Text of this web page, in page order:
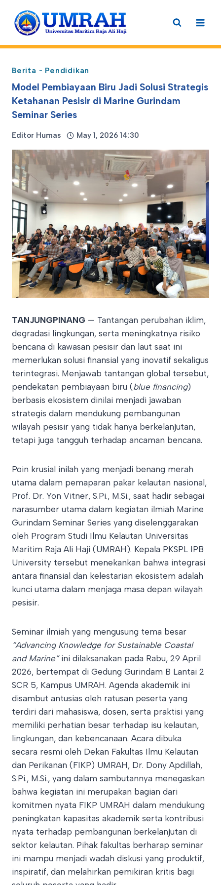
content
Berita - Pendidikan
Model Pembiayaan Biru Jadi Solusi Strategis
Ketahanan Pesisir di Marine Gurindam
Seminar Series
Editor Humas May 1, 2026 14:30
TANJUNGPINANG — Tantangan perubahan iklim,
degradasi lingkungan, serta meningkatnya risiko
bencana di kawasan pesisir dan laut saat ini
memerlukan solusi finansial yang inovatif sekaligus
terintegrasi. Menjawab tantangan global tersebut,
pendekatan pembiayaan biru (blue financing)
berbasis ekosistem dinilai menjadi jawaban
strategis dalam mendukung pembangunan
wilayah pesisir yang tidak hanya berkelanjutan,
tetapi juga tangguh terhadap ancaman bencana.
Poin krusial inilah yang menjadi benang merah
utama dalam pemaparan pakar kelautan nasional,
Prof. Dr. Yon Vitner, S.Pi., M.Si., saat hadir sebagai
narasumber utama dalam kegiatan ilmiah Marine
Gurindam Seminar Series yang diselenggarakan
oleh Program Studi Ilmu Kelautan Universitas
Maritim Raja Ali Haji (UMRAH). Kepala PKSPL IPB
University tersebut menekankan bahwa integrasi
antara finansial dan kelestarian ekosistem adalah
kunci utama dalam menjaga masa depan wilayah
pesisir.
Seminar ilmiah yang mengusung tema besar
“Advancing Knowledge for Sustainable Coastal
and Marine”ini dilaksanakan pada Rabu, 29 April
2026, bertempat di Gedung Gurindam B Lantai 2
SCR 5, Kampus UMRAH. Agenda akademik ini
disambut antusias oleh ratusan peserta yang
terdiri dari mahasiswa, dosen, serta praktisi yang
memiliki perhatian besar terhadap isu kelautan,
lingkungan, dan kebencanaan. Acara dibuka
secara resmi oleh Dekan Fakultas Ilmu Kelautan
dan Perikanan (FIKP) UMRAH, Dr. Dony Apdillah,
S.Pi., M.Si., yang dalam sambutannya menegaskan
bahwa kegiatan ini merupakan bagian dari
komitmen nyata FIKP UMRAH dalam mendukung
peningkatan kapasitas akademik serta kontribusi
nyata terhadap pembangunan berkelanjutan di
sektor kelautan. Pihak fakultas berharap seminar
ini mampu menjadi wadah diskusi yang produktif,
inspiratif, dan melahirkan pemikiran kritis bagi